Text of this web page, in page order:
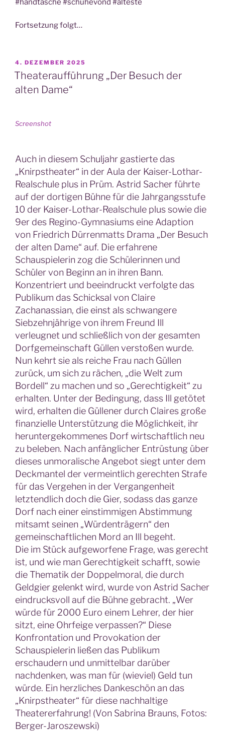
#hand­ta­sche #schu­he­vond #ältes­te
Fort­set­zung folgt…
VERÖFFENTLICHT
AM
4. DEZEMBER 2025
Theateraufführung „Der Besuch der
alten Dame“
Screen­shot
Auch in diesem Schuljahr gastierte das
„Knirpstheater“ in der Aula der Kaiser-Lothar-
Realschule plus in Prüm. Astrid Sacher führte
auf der dortigen Bühne für die Jahrgangsstufe
10 der Kaiser-Lothar-Realschule plus sowie die
9er des Regino-Gymnasiums eine Adaption
von Friedrich Dürrenmatts Drama „Der Besuch
der alten Dame“ auf. Die erfahrene
Schauspielerin zog die Schülerinnen und
Schüler von Beginn an in ihren Bann.
Konzentriert und beeindruckt verfolgte das
Publikum das Schicksal von Claire
Zachanassian, die einst als schwangere
Siebzehnjährige von ihrem Freund Ill
verleugnet und schließlich von der gesamten
Dorfgemeinschaft Güllen verstoßen wurde.
Nun kehrt sie als reiche Frau nach Güllen
zurück, um sich zu rächen, „die Welt zum
Bordell“ zu machen und so „Gerechtigkeit“ zu
erhalten. Unter der Bedingung, dass Ill getötet
wird, erhalten die Güllener durch Claires große
finanzielle Unterstützung die Möglichkeit, ihr
heruntergekommenes Dorf wirtschaftlich neu
zu beleben. Nach anfänglicher Entrüstung über
dieses unmoralische Angebot siegt unter dem
Deckmantel der vermeintlich gerechten Strafe
für das Vergehen in der Vergangenheit
letztendlich doch die Gier, sodass das ganze
Dorf nach einer einstimmigen Abstimmung
mitsamt seinen „Würdenträgern“ den
gemeinschaftlichen Mord an Ill begeht.
Die im Stück aufgeworfene Frage, was gerecht
ist, und wie man Gerechtigkeit schafft, sowie
die Thematik der Doppelmoral, die durch
Geldgier gelenkt wird, wurde von Astrid Sacher
eindrucksvoll auf die Bühne gebracht. „Wer
würde für 2000 Euro einem Lehrer, der hier
sitzt, eine Ohrfeige verpassen?“ Diese
Konfrontation und Provokation der
Schauspielerin ließen das Publikum
erschaudern und unmittelbar darüber
nachdenken, was man für (wieviel) Geld tun
würde. Ein herzliches Dankeschön an das
„Knirpstheater“ für diese nachhaltige
Theatererfahrung! (Von Sabrina Brauns, Fotos:
Berger-Jaroszewski)